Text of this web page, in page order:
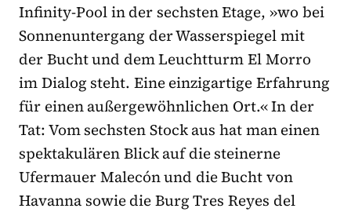
Infinity-Pool in der sechsten Etage, »wo bei
Sonnenuntergang der Wasserspiegel mit
der Bucht und dem Leuchtturm El Morro
im Dialog steht. Eine einzigartige Erfahrung
für einen außergewöhnlichen Ort.« In der
Tat: Vom sechsten Stock aus hat man einen
spektakulären Blick auf die steinerne
Ufermauer Malecón und die Bucht von
Havanna sowie die Burg Tres Reyes del